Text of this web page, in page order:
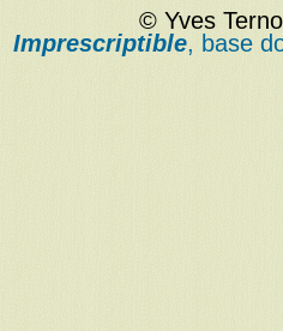
© Yves
Imprescriptible, base